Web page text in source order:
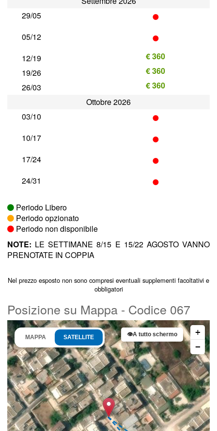
29/05
•
05/12 •
12/19
€ 360
19/26
€ 360
26/03
€ 360
Ottobre 2026
03/10
•
10/17 •
17/24 •
24/31 •
Periodo Libero
Periodo opzionato
Periodo non disponibile
NOTE: LE SETTIMANE 8/15 E 15/22 AGOSTO VANNO
PRENOTATE IN COPPIA
Nel prezzo esposto non sono compresi eventuali supplementi facoltativi e
obbligatori
Posizione su Mappa - Codice 067
MAPPA SATELLITE 👁A tutto schermo
+
−